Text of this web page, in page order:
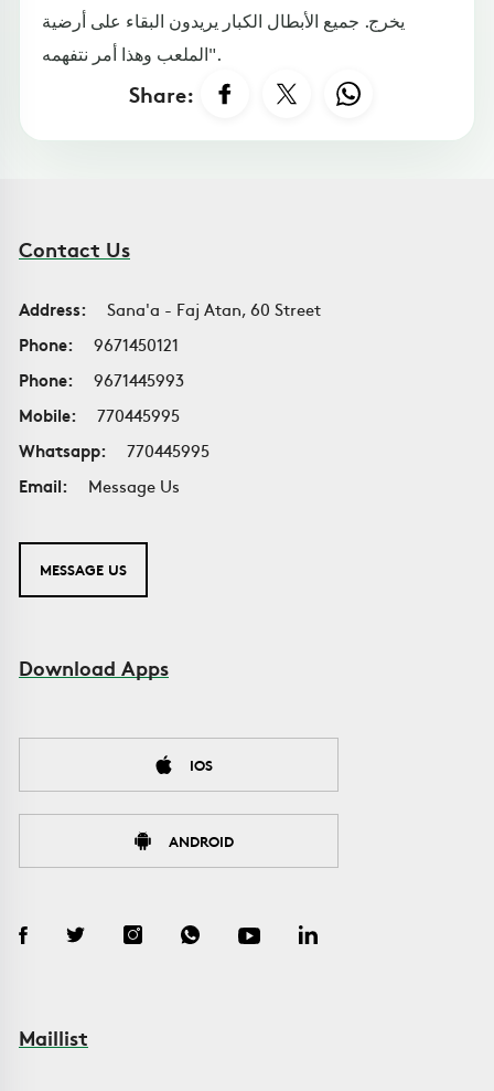
يخرج. جميع الأبطال الكبار يريدون البقاء على أرضية
الملعب وهذا أمر نتفهمه".
Share:
Contact Us
Address:
Sana'a - Faj Atan, 60 Street
Phone:
9671450121
Phone:
9671445993
Mobile:
770445995
Whatsapp:
770445995
Email:
Message Us
MESSAGE US
Download Apps
IOS
ANDROID
Maillist